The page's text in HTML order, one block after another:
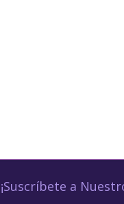
¡Suscríbete a